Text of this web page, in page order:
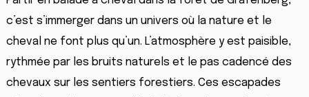
c’est s’immerger dans un univers où la nature et le
cheval ne font plus qu’un. L’atmosphère y est paisible,
rythmée par les bruits naturels et le pas cadencé des
chevaux sur les sentiers forestiers. Ces escapades